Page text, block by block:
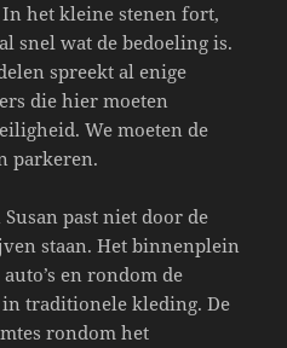
het kleine stenen fort,
snel wat de bedoeling is.
spreekt al enige
die hier moeten
We moeten de
parkeren.
past niet door de
staan. Het binnenplein
en rondom de
traditionele kleding. De
rondom het